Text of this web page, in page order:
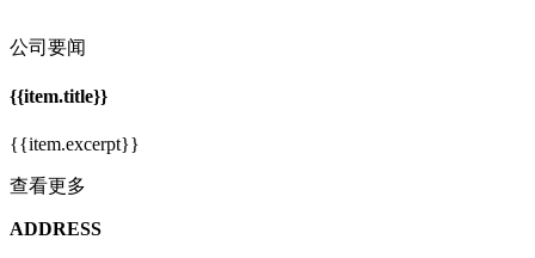
公司要闻
{{item.title}}
{{item.excerpt}}
查看更多
ADDRESS